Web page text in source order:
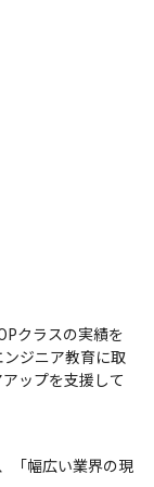
クラスの実績を
ジニア教育に取
ップを支援して
「幅広い業界の現